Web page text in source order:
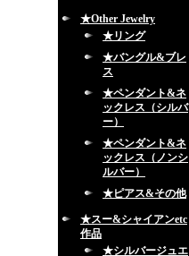
★Other Jewelry
★リング
★バングル&ブレ
ス
★ペンダント&ネ
ックレス（シルバ
ー）
★ペンダント&ネ
ックレス（ノンシ
ルバー）
★ピアス&その他
★スー&シャイアンetc
作品
★シルバージュエ